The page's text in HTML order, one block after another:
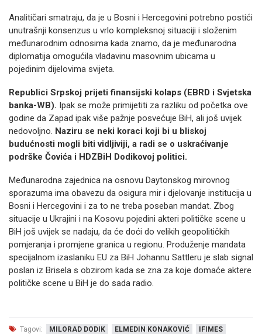
Analitičari smatraju, da je u Bosni i Hercegovini potrebno postići
unutrašnji konsenzus u vrlo kompleksnoj situaciji i složenim
međunarodnim odnosima kada znamo, da je međunarodna
diplomatija omogućila vladavinu masovnim ubicama u
pojedinim dijelovima svijeta.
Republici Srpskoj prijeti finansijski kolaps (EBRD i Svjetska
banka-WB). Ipak se može primijetiti za razliku od početka ove
godine da Zapad ipak više pažnje posvećuje BiH, ali još uvijek
nedovoljno. Naziru se neki koraci koji bi u bliskoj
budućnosti mogli biti vidljiviji, a radi se o uskraćivanje
podrške Čovića i HDZBiH Dodikovoj politici.
Međunarodna zajednica na osnovu Daytonskog mirovnog
sporazuma ima obavezu da osigura mir i djelovanje institucija u
Bosni i Hercegovini i za to ne treba poseban mandat. Zbog
situacije u Ukrajini i na Kosovu pojedini akteri političke scene u
BiH još uvijek se nadaju, da će doći do velikih geopolitičkih
pomjeranja i promjene granica u regionu. Produženje mandata
specijalnom izaslaniku EU za BiH Johannu Sattleru je slab signal
poslan iz Brisela s obzirom kada se zna za koje domaće aktere
političke scene u BiH je do sada radio.
Tagovi: MILORAD DODIK ELMEDIN KONAKOVIĆ
IFIMES